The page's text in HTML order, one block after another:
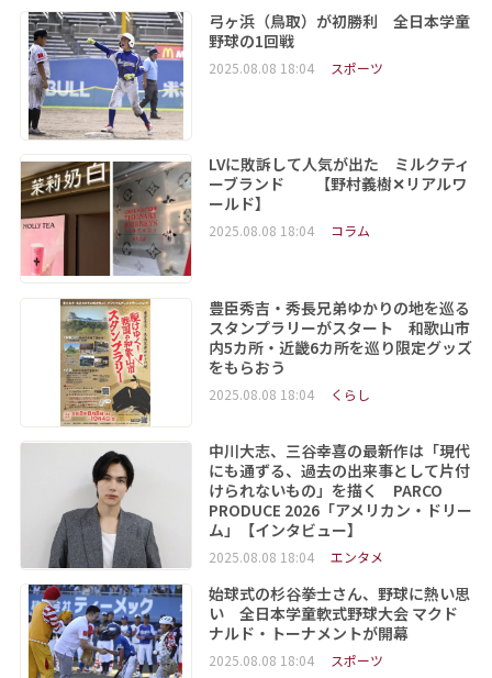
弓ヶ浜（鳥取）が初勝利 全日本学童
野球の1回戦
2025.08.08 18:04 スポーツ
LVに敗訴して人気が出た ミルクティ
ーブランド 【野村義樹✕リアルワ
ールド】
2025.08.08 18:04 コラム
豊臣秀吉・秀長兄弟ゆかりの地を巡る
スタンプラリーがスタート 和歌山市
内5カ所・近畿6カ所を巡り限定グッズ
をもらおう
2025.08.08 18:04 くらし
中川大志、三谷幸喜の最新作は「現代
にも通ずる、過去の出来事として片付
けられないもの」を描く PARCO
PRODUCE 2026「アメリカン・ドリー
ム」【インタビュー】
2025.08.08 18:04 エンタメ
始球式の杉谷拳士さん、野球に熱い思
い 全日本学童軟式野球大会 マクド
ナルド・トーナメントが開幕
2025.08.08 18:04 スポーツ